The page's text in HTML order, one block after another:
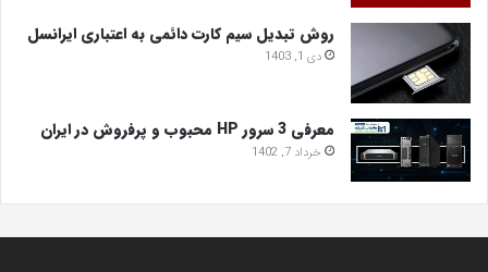
روش تبدیل سیم کارت دائمی به اعتباری ایرانسل
دی 1, 1403
معرفی 3 سرور HP محبوب و پرفروش در ایران
خرداد 7, 1402